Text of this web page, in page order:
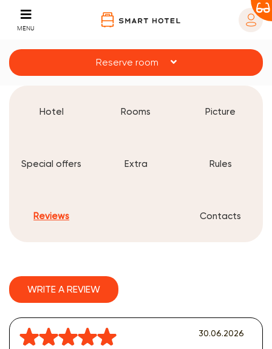
MENU
Reserve room
Hotel Rooms Picture
Special offers Extra Rules
Reviews Contacts
WRITE A REVIEW
30.06.2026